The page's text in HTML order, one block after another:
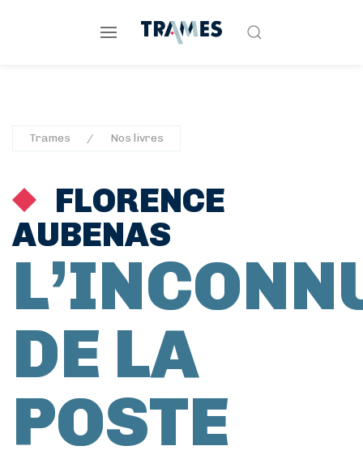
Trames Nos livres
FLORENCE
AUBENAS
DE LA
POSTE